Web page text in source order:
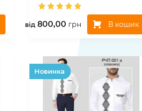
вiд 800,00 грн В кошик
Hовинка